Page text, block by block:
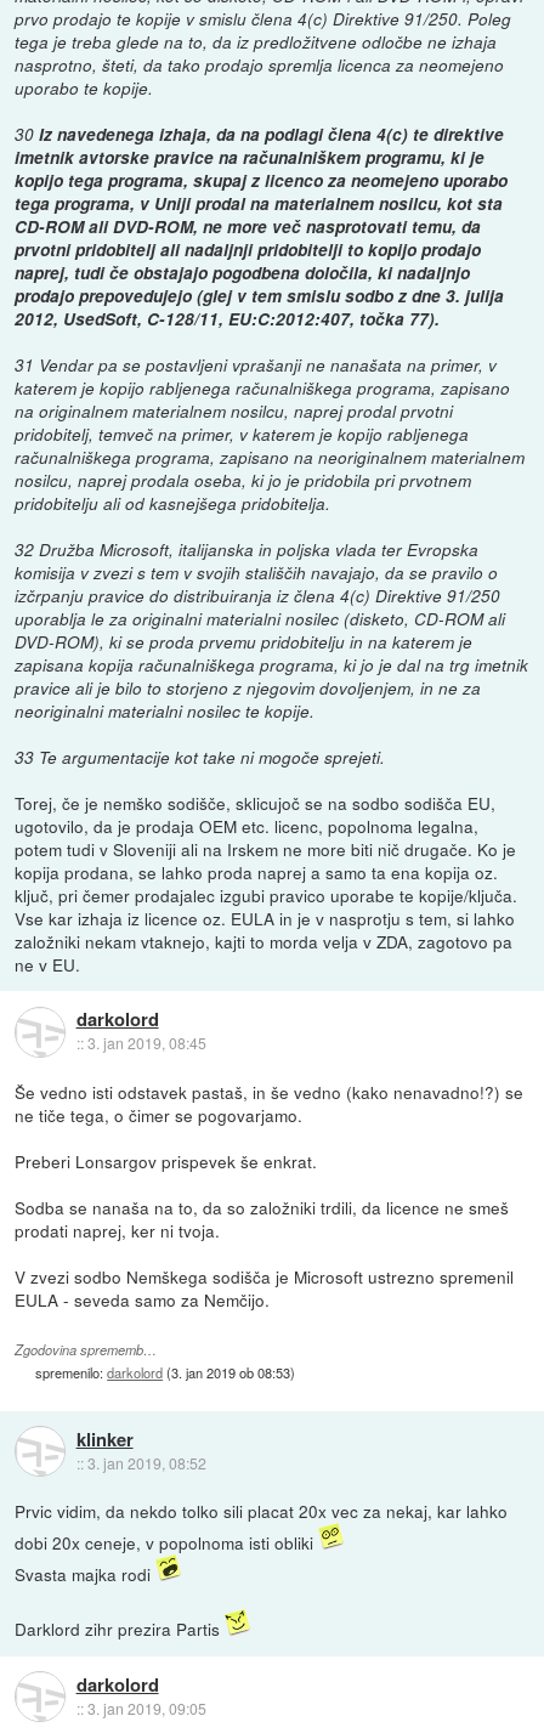
prvo prodajo te kopije v smislu člena 4(c) Direktive 91/250. Poleg
tega je treba glede na to, da iz predložitvene odločbe ne izhaja
nasprotno, šteti, da tako prodajo spremlja licenca za neomejeno
uporabo te kopije.
30Iz navedenega izhaja, da na podlagi člena 4(c) te direktive
imetnik avtorske pravice na računalniškem programu, ki je
kopijo tega programa, skupaj z licenco za neomejeno uporabo
tega programa, v Uniji prodal na materialnem nosilcu, kot sta
CD-ROM ali DVD-ROM, ne more več nasprotovati temu, da
prvotni pridobitelj ali nadaljnji pridobitelji to kopijo prodajo
naprej, tudi če obstajajo pogodbena določila, ki nadaljnjo
prodajo prepovedujejo (glej v tem smislu sodbo z dne 3. julija
2012, UsedSoft, C-128/11, EU:C:2012:407, točka 77).
31 Vendar pa se postavljeni vprašanji ne nanašata na primer, v
katerem je kopijo rabljenega računalniškega programa, zapisano
na originalnem materialnem nosilcu, naprej prodal prvotni
pridobitelj, temveč na primer, v katerem je kopijo rabljenega
računalniškega programa, zapisano na neoriginalnem materialnem
nosilcu, naprej prodala oseba, ki jo je pridobila pri prvotnem
pridobitelju ali od kasnejšega pridobitelja.
32 Družba Microsoft, italijanska in poljska vlada ter Evropska
komisija v zvezi s tem v svojih stališčih navajajo, da se pravilo o
izčrpanju pravice do distribuiranja iz člena 4(c) Direktive 91/250
uporablja le za originalni materialni nosilec (disketo, CD-ROM ali
DVD-ROM), ki se proda prvemu pridobitelju in na katerem je
zapisana kopija računalniškega programa, ki jo je dal na trg imetnik
pravice ali je bilo to storjeno z njegovim dovoljenjem, in ne za
neoriginalni materialni nosilec te kopije.
33 Te argumentacije kot take ni mogoče sprejeti.
Torej, če je nemško sodišče, sklicujoč se na sodbo sodišča EU,
ugotovilo, da je prodaja OEM etc. licenc, popolnoma legalna,
potem tudi v Sloveniji ali na Irskem ne more biti nič drugače. Ko je
kopija prodana, se lahko proda naprej a samo ta ena kopija oz.
ključ, pri čemer prodajalec izgubi pravico uporabe te kopije/ključa.
Vse kar izhaja iz licence oz. EULA in je v nasprotju s tem, si lahko
založniki nekam vtaknejo, kajti to morda velja v ZDA, zagotovo pa
ne v EU.
darkolord
::3. jan 2019, 08:45
Še vedno isti odstavek pastaš, in še vedno (kako nenavadno!?) se
ne tiče tega, o čimer se pogovarjamo.
Preberi Lonsargov prispevek še enkrat.
Sodba se nanaša na to, da so založniki trdili, da licence ne smeš
prodati naprej, ker ni tvoja.
V zvezi sodbo Nemškega sodišča je Microsoft ustrezno spremenil
EULA - seveda samo za Nemčijo.
Zgodovina sprememb…
spremenilo:darkolord(3. jan 2019 ob 08:53)
klinker
::3. jan 2019, 08:52
Prvic vidim, da nekdo tolko sili placat 20x vec za nekaj, kar lahko
dobi 20x ceneje, v popolnoma isti obliki
Svasta majka rodi
Darklord zihr prezira Partis
darkolord
::3. jan 2019, 09:05